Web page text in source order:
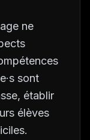
ne
sont
établir
élèves